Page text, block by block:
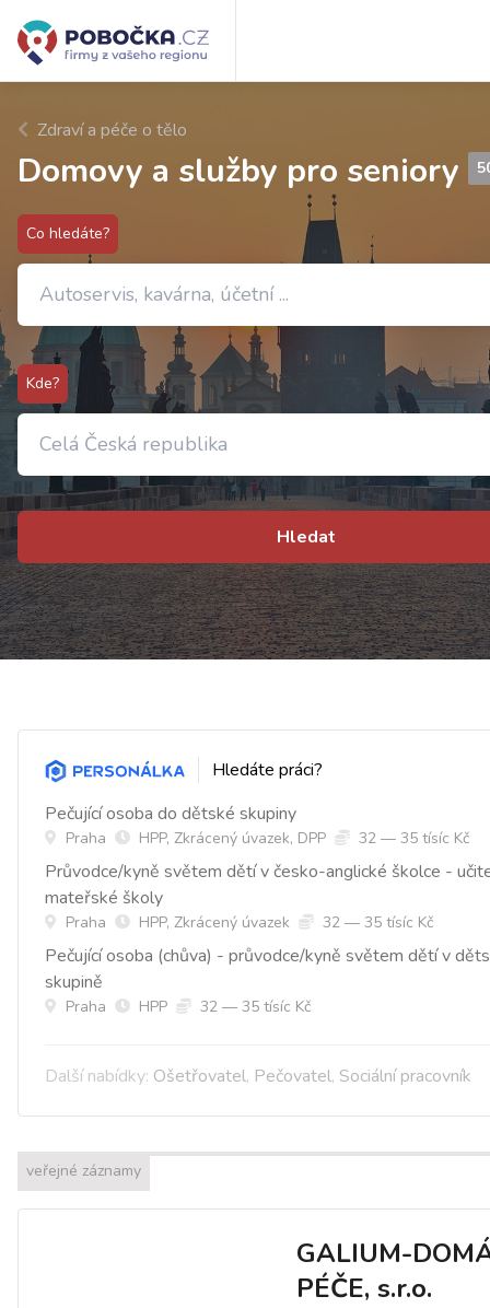
Zdraví a péče o tělo
Domovy a služby pro seniory
Co hledáte?
Kde?
Hledat
Hledáte práci?
Pečující osoba do dětské skupiny
Praha HPP, Zkrácený úvazek, DPP 32 — 35 tísíc Kč
Průvodce/kyně světem dětí v česko-anglické školce -
mateřské školy
Praha HPP, Zkrácený úvazek 32 — 35 tísíc Kč
Pečující osoba (chůva) - průvodce/kyně světem dětí v
skupině
Praha HPP 32 — 35 tísíc Kč
Další nabídky: Ošetřovatel, Pečovatel, Sociální pracovník
veřejné záznamy
GALIUM-
PÉČE, s.r.o.